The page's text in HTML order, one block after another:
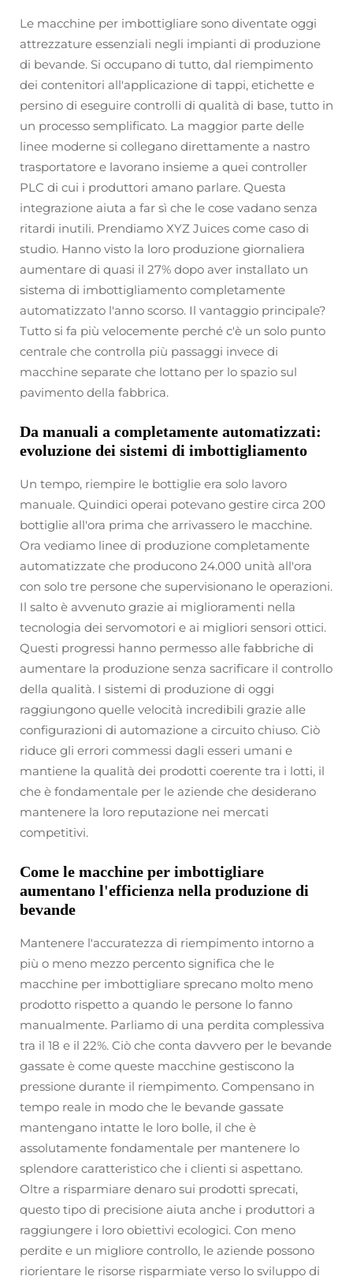
Le macchine per imbottigliare sono diventate oggi
attrezzature essenziali negli impianti di produzione
di bevande. Si occupano di tutto, dal riempimento
dei contenitori all'applicazione di tappi, etichette e
persino di eseguire controlli di qualità di base, tutto in
un processo semplificato. La maggior parte delle
linee moderne si collegano direttamente a nastro
trasportatore e lavorano insieme a quei controller
PLC di cui i produttori amano parlare. Questa
integrazione aiuta a far sì che le cose vadano senza
ritardi inutili. Prendiamo XYZ Juices come caso di
studio. Hanno visto la loro produzione giornaliera
aumentare di quasi il 27% dopo aver installato un
sistema di imbottigliamento completamente
automatizzato l'anno scorso. Il vantaggio principale?
Tutto si fa più velocemente perché c'è un solo punto
centrale che controlla più passaggi invece di
macchine separate che lottano per lo spazio sul
pavimento della fabbrica.
Da manuali a completamente automatizzati:
evoluzione dei sistemi di imbottigliamento
Un tempo, riempire le bottiglie era solo lavoro
manuale. Quindici operai potevano gestire circa 200
bottiglie all'ora prima che arrivassero le macchine.
Ora vediamo linee di produzione completamente
automatizzate che producono 24.000 unità all'ora
con solo tre persone che supervisionano le operazioni.
Il salto è avvenuto grazie ai miglioramenti nella
tecnologia dei servomotori e ai migliori sensori ottici.
Questi progressi hanno permesso alle fabbriche di
aumentare la produzione senza sacrificare il controllo
della qualità. I sistemi di produzione di oggi
raggiungono quelle velocità incredibili grazie alle
configurazioni di automazione a circuito chiuso. Ciò
riduce gli errori commessi dagli esseri umani e
mantiene la qualità dei prodotti coerente tra i lotti, il
che è fondamentale per le aziende che desiderano
mantenere la loro reputazione nei mercati
competitivi.
Come le macchine per imbottigliare
aumentano l'efficienza nella produzione di
bevande
Mantenere l'accuratezza di riempimento intorno a
più o meno mezzo percento significa che le
macchine per imbottigliare sprecano molto meno
prodotto rispetto a quando le persone lo fanno
manualmente. Parliamo di una perdita complessiva
tra il 18 e il 22%. Ciò che conta davvero per le bevande
gassate è come queste macchine gestiscono la
pressione durante il riempimento. Compensano in
tempo reale in modo che le bevande gassate
mantengano intatte le loro bolle, il che è
assolutamente fondamentale per mantenere lo
splendore caratteristico che i clienti si aspettano.
Oltre a risparmiare denaro sui prodotti sprecati,
questo tipo di precisione aiuta anche i produttori a
raggiungere i loro obiettivi ecologici. Con meno
perdite e un migliore controllo, le aziende possono
riorientare le risorse risparmiate verso lo sviluppo di